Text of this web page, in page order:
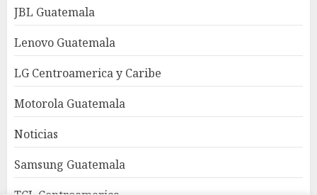
JBL Guatemala
Lenovo Guatemala
LG Centroamerica y Caribe
Motorola Guatemala
Noticias
Samsung Guatemala